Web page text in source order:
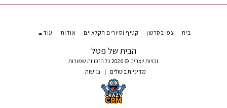
הבית של פטל
זכויות יוצרים © 2026 כל הזכויות שמורות
מדיניות ביטולים | נגישות
בית צפו בסרטון קטיף וסיורים חקלאיים אודות עוד